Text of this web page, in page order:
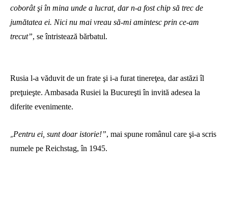
coborât şi în mina unde a lucrat, dar n-a fost chip să trec de
jumătatea ei. Nici nu mai vreau să-mi amintesc prin ce-am
trecut”, se întristează bărbatul.
Rusia l-a văduvit de un frate şi i-a furat tinereţea, dar astăzi îl
preţuieşte. Ambasada Rusiei la Bucureşti în invită adesea la
diferite evenimente.
„Pentru ei, sunt doar istorie!”, mai spune românul care şi-a scris
numele pe Reichstag, în 1945.